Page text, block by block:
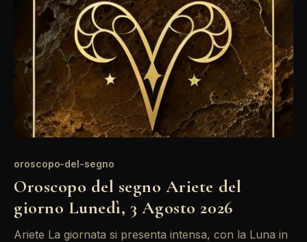
progetti
oroscopo-del-segno
Oroscopo del segno Ariete del
giorno Lunedì, 3 Agosto 2026
Ariete La giornata si presenta intensa, con la Luna in